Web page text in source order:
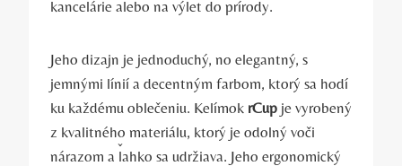
kancelárie alebo na výlet do prírody.
Jeho dizajn je jednoduchý, no elegantný, s
jemnými línií a decentným farbom, ktorý sa hodí
ku každému oblečeniu. Kelímok rCup je vyrobený
z kvalitného materiálu, ktorý je odolný voči
nárazom a ľahko sa udržiava. Jeho ergonomický